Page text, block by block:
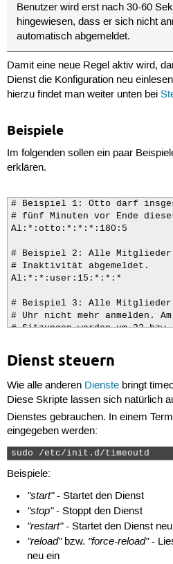
Benutzer wird erst nach 30-60
hingewiesen, dass er sich nicht
automatisch abgemeldet.
Damit eine neue Regel aktiv wird,
Dienst die Konfiguration neu
hierzu findet man weiter unten bei
Beispiele
Im folgenden sollen ein paar
erklären.
# Beispiel 1: Otto darf
# fünf Minuten vor Ende
Al:*:otto:*:*:*:180:5
# Beispiel 2: Alle Mitglieder
# Inaktivität abgemeldet.
Al:*:*:user:15:*:*:*
# Beispiel 3: Alle Mitglieder
# Uhr nicht mehr anmelden.
# Sitzungen werden um 22
FrSa2359-
# nach 20 Uhr nicht mehr
# Zu den anderen Zeiten darf
Wk2000-1400:*:fred:*:NOLOGIN
FrSa2000-
Dienst steuern
Wie alle anderen Dienstebringt
Diese Skripte lassen sich natürlich
Dienstes gebrauchen. In einem
eingegeben werden:
sudo /etc/init.d/timeoutd
Beispiele:
"start"- Startet den Dienst
"stop"- Stoppt den Dienst
"restart"- Startet den Dienst neu
"reload"bzw. "force-reload"-
neu ein